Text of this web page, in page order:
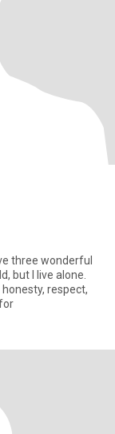
three wonderful
but I live alone.
respect,